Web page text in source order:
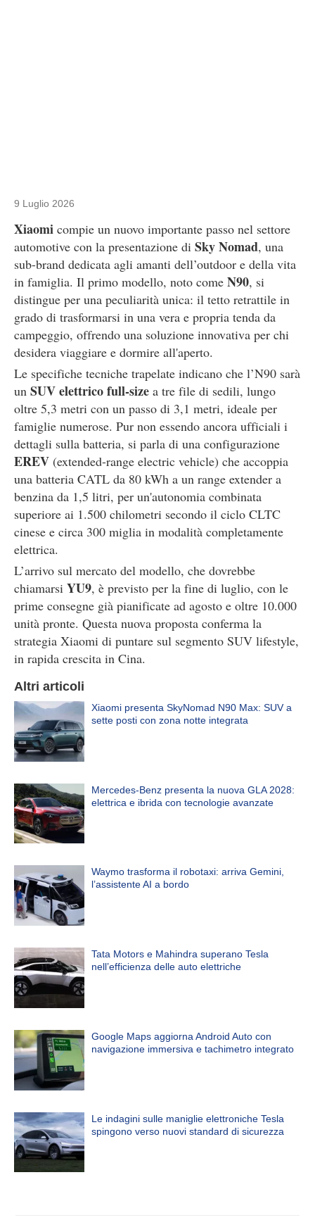
9 Luglio 2026
Xiaomi compie un nuovo importante passo nel settore
automotive con la presentazione di Sky Nomad, una
sub-brand dedicata agli amanti dell’outdoor e della vita
in famiglia. Il primo modello, noto come N90, si
distingue per una peculiarità unica: il tetto retrattile in
grado di trasformarsi in una vera e propria tenda da
campeggio, offrendo una soluzione innovativa per chi
desidera viaggiare e dormire all'aperto.
Le specifiche tecniche trapelate indicano che l’N90 sarà
un SUV elettrico full-size a tre file di sedili, lungo
oltre 5,3 metri con un passo di 3,1 metri, ideale per
famiglie numerose. Pur non essendo ancora ufficiali i
dettagli sulla batteria, si parla di una configurazione
EREV (extended-range electric vehicle) che accoppia
una batteria CATL da 80 kWh a un range extender a
benzina da 1,5 litri, per un'autonomia combinata
superiore ai 1.500 chilometri secondo il ciclo CLTC
cinese e circa 300 miglia in modalità completamente
elettrica.
L’arrivo sul mercato del modello, che dovrebbe
chiamarsi YU9, è previsto per la fine di luglio, con le
prime consegne già pianificate ad agosto e oltre 10.000
unità pronte. Questa nuova proposta conferma la
strategia Xiaomi di puntare sul segmento SUV lifestyle,
in rapida crescita in Cina.
Altri articoli
Xiaomi presenta SkyNomad N90 Max: SUV a
sette posti con zona notte integrata
Mercedes-Benz presenta la nuova GLA 2028:
elettrica e ibrida con tecnologie avanzate
Waymo trasforma il robotaxi: arriva Gemini,
l’assistente AI a bordo
Tata Motors e Mahindra superano Tesla
nell’efficienza delle auto elettriche
Google Maps aggiorna Android Auto con
navigazione immersiva e tachimetro integrato
Le indagini sulle maniglie elettroniche Tesla
spingono verso nuovi standard di sicurezza